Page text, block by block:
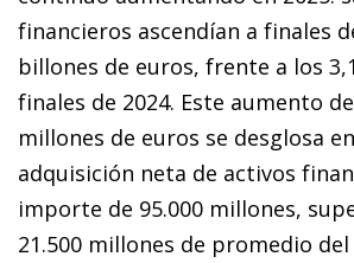
financieros ascendían a finales
billones de euros, frente a los
finales de 2024. Este aumento
millones de euros se desglosa
adquisición neta de activos
importe de 95.000 millones,
21.500 millones de promedio